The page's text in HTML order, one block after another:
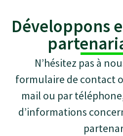
Développons
N’hésitez pas à
formulaire de contact
mail ou par
d’informations